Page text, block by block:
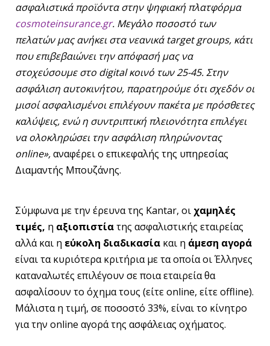
ασφαλιστικά προϊόντα στην ψηφιακή πλατφόρμα
cosmoteinsurance.gr. Μεγάλο ποσοστό των
πελατών μας ανήκει στα νεανικά target groups, κάτι
που επιβεβαιώνει την απόφασή μας να
στοχεύσουμε στο digital κοινό των 25-45. Στην
ασφάλιση αυτοκινήτου, παρατηρούμε ότι σχεδόν οι
μισοί ασφαλισμένοι επιλέγουν πακέτα με πρόσθετες
καλύψεις, ενώ η συντριπτική πλειονότητα επιλέγει
να ολοκληρώσει την ασφάλιση πληρώνοντας
online»,αναφέρει ο επικεφαλής της υπηρεσίας
Διαμαντής Μπουζάνης.
Σύμφωνα με την έρευνα της Kantar, οι χαμηλές
τιμές, η αξιοπιστίατης ασφαλιστικής εταιρείας
αλλά και η εύκολη διαδικασία και η άμεση αγορά
είναι τα κυριότερα κριτήρια με τα οποία οι Έλληνες
καταναλωτές επιλέγουν σε ποια εταιρεία θα
ασφαλίσουν το όχημα τους (είτε online, είτε offline).
Μάλιστα η τιμή, σε ποσοστό 33%, είναι το κίνητρο
για την online αγορά της ασφάλειας οχήματος.